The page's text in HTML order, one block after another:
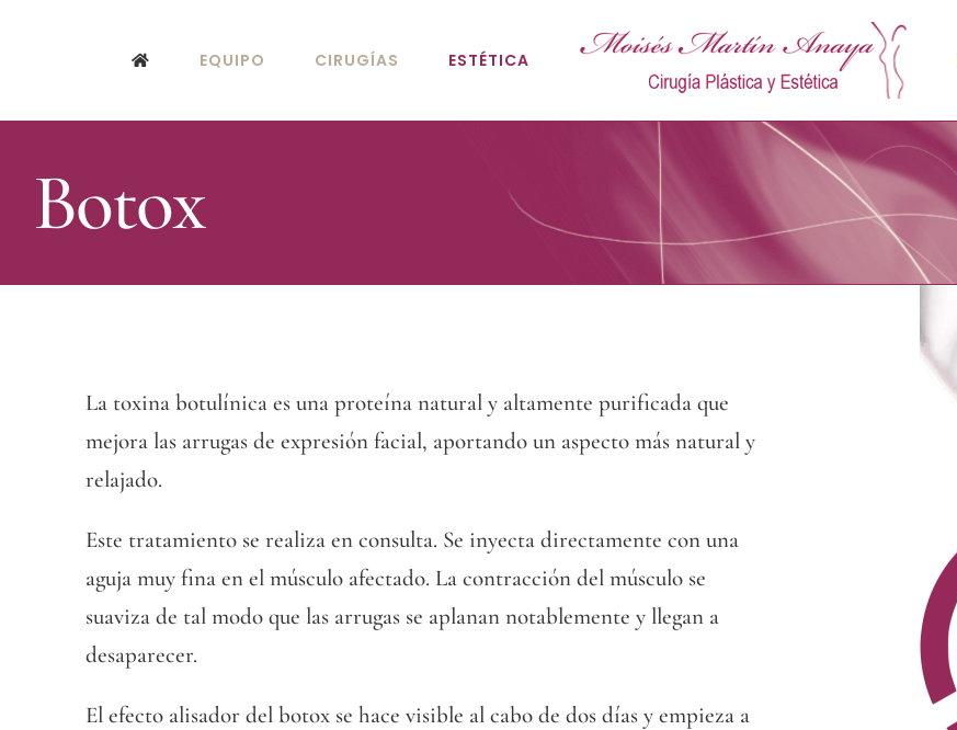
EQUIPO CIRUGÍAS ESTÉTICA
Botox
La toxina botulínica es una proteína natural y altamente purificada que
mejora las arrugas de expresión facial, aportando un aspecto más natural y
relajado.
Este tratamiento se realiza en consulta. Se inyecta directamente con una
aguja muy fina en el músculo afectado. La contracción del músculo se
suaviza de tal modo que las arrugas se aplanan notablemente y llegan a
desaparecer.
El efecto alisador del botox se hace visible al cabo de dos días y empieza a